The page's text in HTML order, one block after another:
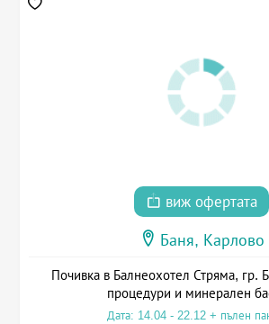
виж офертата
Баня, Карлово
Почивка в Балнеохотел Стряма, гр.
процедури и минерален
Дата: 14.04 - 22.12 + пълен